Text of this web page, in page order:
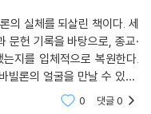
의 실체를 되살린 책이다. 세
문헌 기록을 바탕으로, 종교·
지를 입체적으로 복원한다.
빌론의 얼굴을 만날 수 있는,
0 댓글0